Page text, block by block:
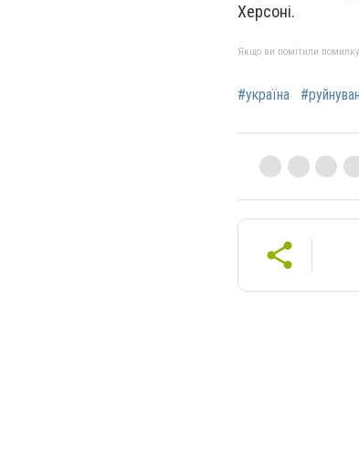
Херсоні.
Якщо ви помітили помилку,
#україна